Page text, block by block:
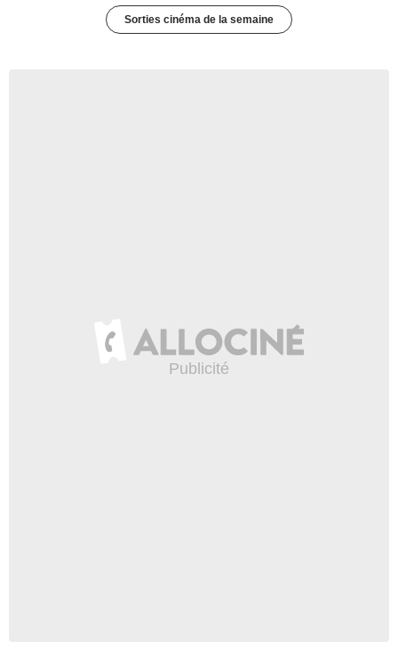
Sorties cinéma de la semaine